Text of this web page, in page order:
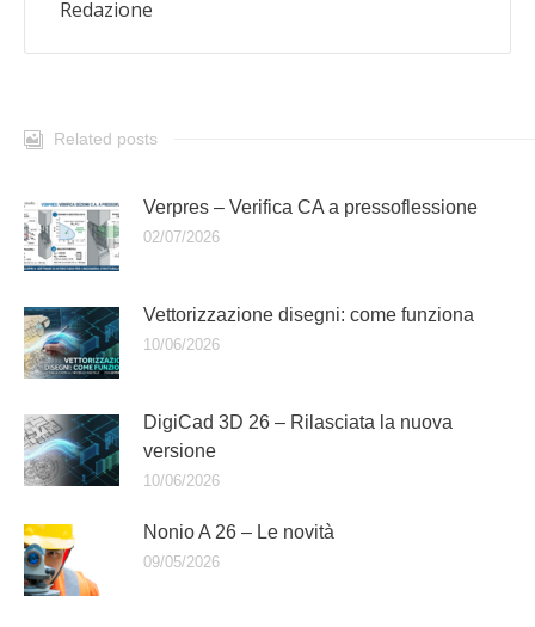
Redazione
Related posts
Verpres – Verifica CA a pressoflessione
02/07/2026
Vettorizzazione disegni: come funziona
10/06/2026
DigiCad 3D 26 – Rilasciata la nuova
versione
10/06/2026
Nonio A 26 – Le novità
09/05/2026